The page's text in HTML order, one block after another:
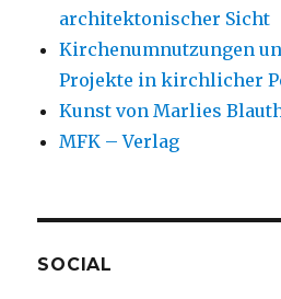
architektonischer Sicht
Kirchenumnutzungen
Projekte in kirchlicher
Kunst von Marlies
MFK – Verlag
SOCIAL